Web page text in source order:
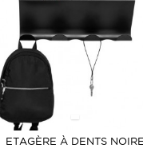
ETAGÈRE À DENTS NOIRE